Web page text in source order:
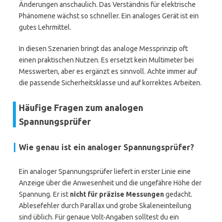
Änderungen anschaulich. Das Verständnis für elektrische
Phänomene wächst so schneller. Ein analoges Gerät ist ein
gutes Lehrmittel.
In diesen Szenarien bringt das analoge Messprinzip oft
einen praktischen Nutzen. Es ersetzt kein Multimeter bei
Messwerten, aber es ergänzt es sinnvoll. Achte immer auf
die passende Sicherheitsklasse und auf korrektes Arbeiten.
Häufige Fragen zum analogen
Spannungsprüfer
Wie genau ist ein analoger Spannungsprüfer?
Ein analoger Spannungsprüfer liefert in erster Linie eine
Anzeige über die Anwesenheit und die ungefähre Höhe der
Spannung. Er ist nicht für präzise Messungengedacht.
Ablesefehler durch Parallax und grobe Skaleneinteilung
sind üblich. Für genaue Volt-Angaben solltest du ein